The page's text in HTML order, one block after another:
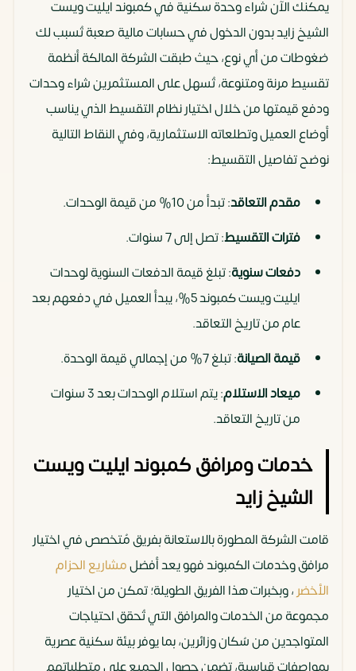
يمكنك الآن شراء وحدة سكنية في كمبوند ايليت ويست
الشيخ زايد بدون الدخول في حسابات مالية صعبة تُسبب لك
ضغوطات من أي نوع، حيث طبقت الشركة المالكة أنظمة
تقسيط مرنة ومتنوعة، تُسهل على المستثمرين شراء وحدات
ودفع قيمتها من خلال اختيار نظام التقسيط الذي يناسب
أوضاع العميل وتطلعاته الاستثمارية، وفي النقاط التالية
نوضح تفاصيل التقسيط:
مقدم التعاقد: تبدأ من 10% من قيمة الوحدات.
فترات التقسيط: تصل إلى 7 سنوات.
دفعات سنوية: تبلغ قيمة الدفعات السنوية لوحدات
ايليت ويست كمبوند 5%، يبدأ العميل في دفعهم بعد
عام من تاريخ التعاقد.
قيمة الصيانة: تبلغ 7% من إجمالي قيمة الوحدة.
ميعاد الاستلام
: يتم استلام الوحدات بعد 3 سنوات
من تاريخ التعاقد.
خدمات ومرافق كمبوند ايليت ويست
الشيخ زايد
قامت الشركة المطورة بالاستعانة بفريق مُتخصص في اختيار
مرافق وخدمات الكمبوند فهو يعد أفضلمشاريع الحزام
الأخضر، وبخبرات هذا الفريق الطويلة؛ تمكن من اختيار
مجموعة من الخدمات والمرافق التي تُحقق احتياجات
المتواجدين من سُكان وزائرين، بما يوفر بيئة سكنية عصرية